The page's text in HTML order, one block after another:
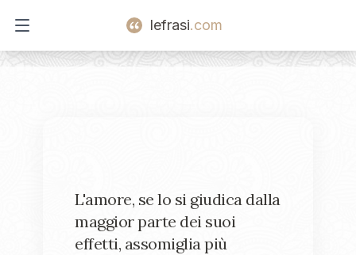
Open main menu
lefrasi.com
L'amore, se lo si giudica dalla
maggior parte dei suoi
effetti, assomiglia più